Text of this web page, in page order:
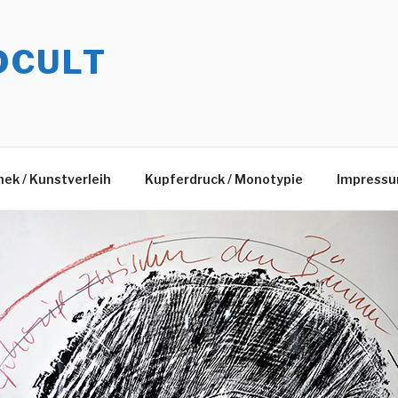
/ Kunstverleih Kupferdruck / Monotypie